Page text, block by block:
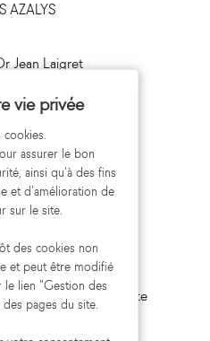
AZALYS
Jean Laigret
693 41
confidentialité
Plan du site
koredge
assurer le bon
ainsi qu'à des fins
et d'amélioration de
sur le site.
des cookies non
et peut être modifié
le lien "Gestion des
pages du site.